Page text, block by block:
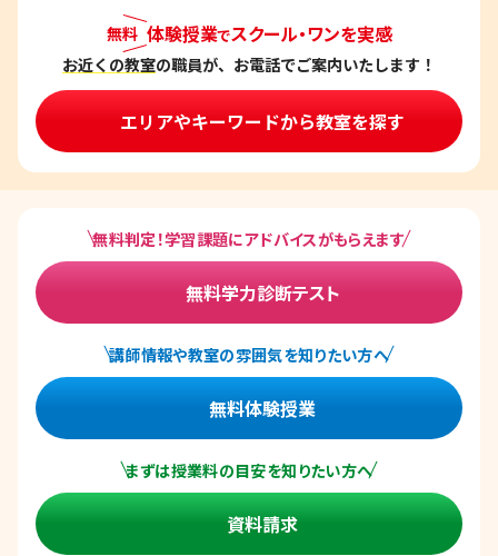
無料 体験授業でスクール・ワンを実感
お近くの教室の職員が、お電話でご案内いたします！
エリアやキーワードから教室を探す
無料判定！学習課題にアドバイスがもらえます
無料学力診断テスト
講師情報や教室の雰囲気を知りたい方へ
無料体験授業
まずは授業料の目安を知りたい方へ
資料請求